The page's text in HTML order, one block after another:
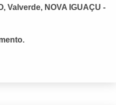
Valverde, NOVA IGUAÇU -